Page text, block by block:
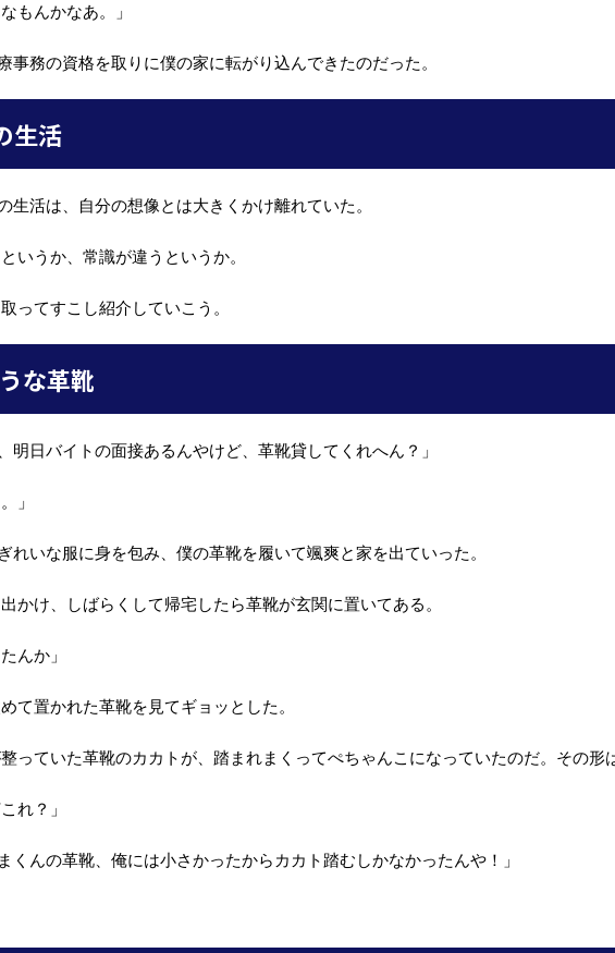
もんかなあ。」
事務の資格を取りに僕の家に転がり込んできたのだった。
生活
生活は、自分の想像とは大きくかけ離れていた。
いうか、常識が違うというか。
ってすこし紹介していこう。
な革靴
明日バイトの面接あるんやけど、革靴貸してくれへん？」
」
れいな服に身を包み、僕の革靴を履いて颯爽と家を出ていった。
かけ、しばらくして帰宅したら革靴が玄関に置いてある。
んか」
て置かれた革靴を見てギョッとした。
っていた革靴のカカトが、踏まれまくってぺちゃんこになっていたのだ。その形
れ？」
くんの革靴、俺には小さかったからカカト踏むしかなかったんや！」